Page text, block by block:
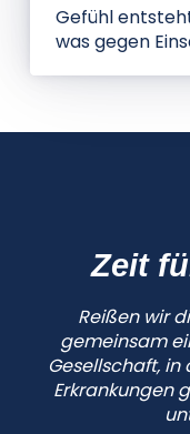
Gefühl
was gegen
Zeit
Reißen wir
gemeinsam
Gesellschaft,
Erkrankungen